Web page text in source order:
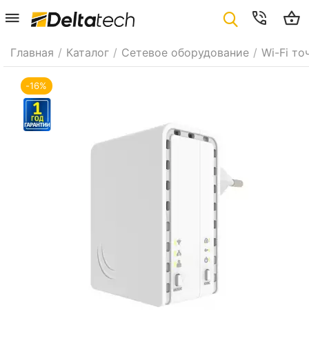
Главная / Каталог / Сетевое оборудование / Wi-Fi
-16%